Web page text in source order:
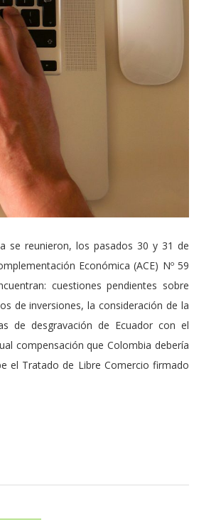
se reunieron, los pasados 30 y 31 de
Económica (ACE) Nº 59
cuestiones pendientes sobre
de inversiones, la consideración de la
de desgravación de Ecuador con el
compensación que Colombia debería
el Tratado de Libre Comercio firmado